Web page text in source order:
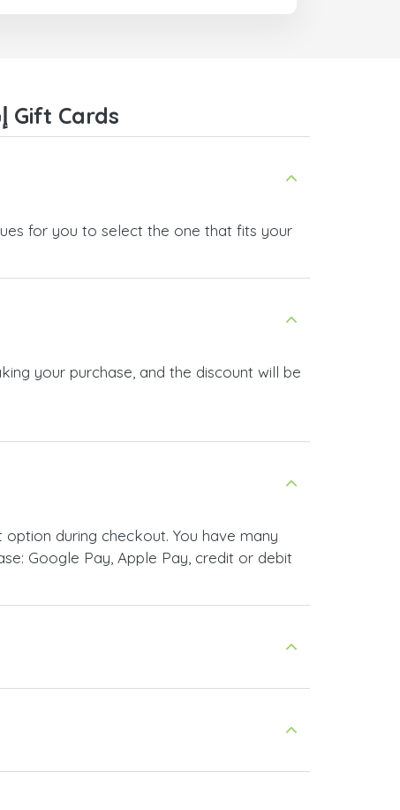
Frequently Asked Questions about IMVU إسرائيل Gift Cards
Google Pay, Apple Pay, credit or debit